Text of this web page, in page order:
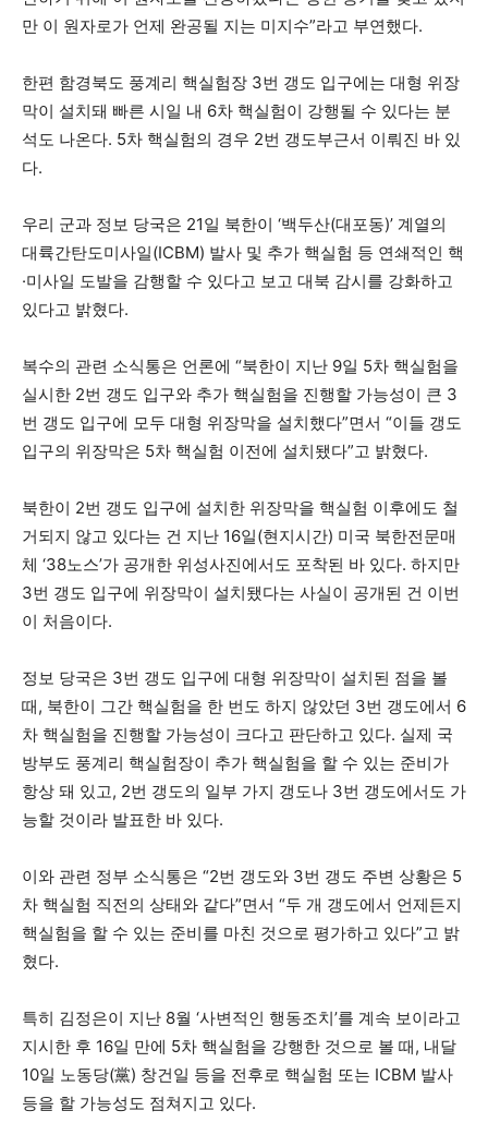
만 이 원자로가 언제 완공될 지는 미지수”라고 부연했다.
한편 함경북도 풍계리 핵실험장 3번 갱도 입구에는 대형 위장
막이 설치돼 빠른 시일 내 6차 핵실험이 강행될 수 있다는 분
석도 나온다. 5차 핵실험의 경우 2번 갱도부근서 이뤄진 바 있
다.
우리 군과 정보 당국은 21일 북한이 ‘백두산(대포동)’ 계열의
대륙간탄도미사일(ICBM) 발사 및 추가 핵실험 등 연쇄적인 핵
·미사일 도발을 감행할 수 있다고 보고 대북 감시를 강화하고
있다고 밝혔다.
복수의 관련 소식통은 언론에 “북한이 지난 9일 5차 핵실험을
실시한 2번 갱도 입구와 추가 핵실험을 진행할 가능성이 큰 3
번 갱도 입구에 모두 대형 위장막을 설치했다”면서 “이들 갱도
입구의 위장막은 5차 핵실험 이전에 설치됐다”고 밝혔다.
북한이 2번 갱도 입구에 설치한 위장막을 핵실험 이후에도 철
거되지 않고 있다는 건 지난 16일(현지시간) 미국 북한전문매
체 ‘38노스’가 공개한 위성사진에서도 포착된 바 있다. 하지만
3번 갱도 입구에 위장막이 설치됐다는 사실이 공개된 건 이번
이 처음이다.
정보 당국은 3번 갱도 입구에 대형 위장막이 설치된 점을 볼
때, 북한이 그간 핵실험을 한 번도 하지 않았던 3번 갱도에서 6
차 핵실험을 진행할 가능성이 크다고 판단하고 있다. 실제 국
방부도 풍계리 핵실험장이 추가 핵실험을 할 수 있는 준비가
항상 돼 있고, 2번 갱도의 일부 가지 갱도나 3번 갱도에서도 가
능할 것이라 발표한 바 있다.
이와 관련 정부 소식통은 “2번 갱도와 3번 갱도 주변 상황은 5
차 핵실험 직전의 상태와 같다”면서 “두 개 갱도에서 언제든지
핵실험을 할 수 있는 준비를 마친 것으로 평가하고 있다”고 밝
혔다.
특히 김정은이 지난 8월 ‘사변적인 행동조치’를 계속 보이라고
지시한 후 16일 만에 5차 핵실험을 강행한 것으로 볼 때, 내달
10일 노동당(黨) 창건일 등을 전후로 핵실험 또는 ICBM 발사
등을 할 가능성도 점쳐지고 있다.